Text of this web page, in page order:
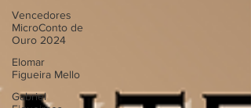
Vencedores
MicroConto de
Ouro 2024
Elomar
Figueira Mello
Gabriel